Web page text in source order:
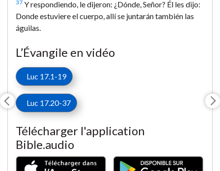
37 Y respondiendo, le dijeron: ¿Dónde, Señor? Él les dijo:
Donde estuviere el cuerpo, allí se juntarán también las
águilas.
L’Évangile en vidéo
Luc 17.1-19
Luc 17.20-37
Télécharger l'application
Bible.audio